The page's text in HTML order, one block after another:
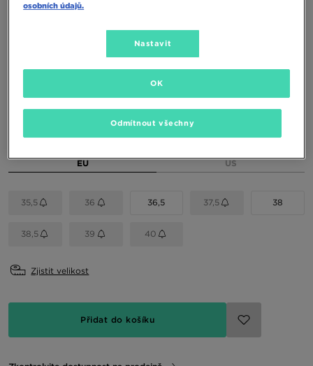
(Nejnižší cena za posledních 30 dní)
(Původní cena)
Vyberte velikost
EU US
35,5 36 36,5 37,5 38
38,5 39 40
Zjistit velikost
Přidat do košíku
osobních údajů.
Nastavit
Odmítnout všechny
OK